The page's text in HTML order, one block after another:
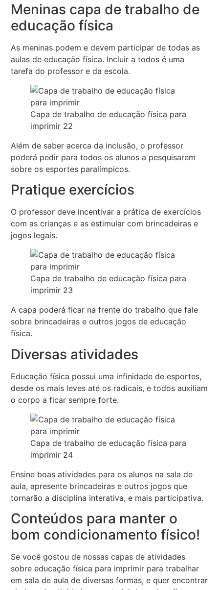
Meninas capa de trabalho de
educação física
As meninas podem e devem participar de todas as
aulas de educação física. Incluir a todos é uma
tarefa do professor e da escola.
Capa de trabalho de educação física para
imprimir 22
Além de saber acerca da inclusão, o professor
poderá pedir para todos os alunos a pesquisarem
sobre os esportes paralímpicos.
Pratique exercícios
O professor deve incentivar a prática de exercícios
com as crianças e as estimular com brincadeiras e
jogos legais.
Capa de trabalho de educação física para
imprimir 23
A capa poderá ficar na frente do trabalho que fale
sobre brincadeiras e outros jogos de educação
física.
Diversas atividades
Educação física possui uma infinidade de esportes,
desde os mais leves até os radicais, e todos auxiliam
o corpo a ficar sempre forte.
Capa de trabalho de educação física para
imprimir 24
Ensine boas atividades para os alunos na sala de
aula, apresente brincadeiras e outros jogos que
tornarão a disciplina interativa, e mais participativa.
Conteúdos para manter o
bom condicionamento físico!
Se você gostou de nossas capas de atividades
sobre educação física para imprimir para trabalhar
em sala de aula de diversas formas, e quer encontrar